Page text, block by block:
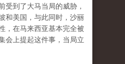
受到了大马当局的威胁，
和美国，与此同时，沙丽
，在马来西亚基本完全被
会上提起这件事，当局立